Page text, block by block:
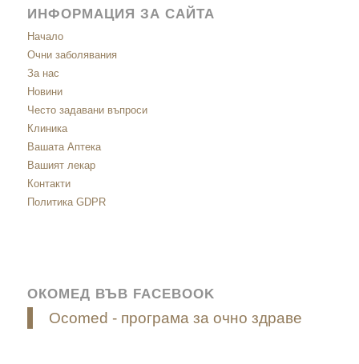
ИНФОРМАЦИЯ ЗА САЙТА
Начало
Очни заболявания
За нас
Новини
Често задавани въпроси
Клиника
Вашата Аптека
Вашият лекар
Контакти
Политика GDPR
ОКОМЕД ВЪВ FACEBOOK
Ocomed - програма за очно здраве